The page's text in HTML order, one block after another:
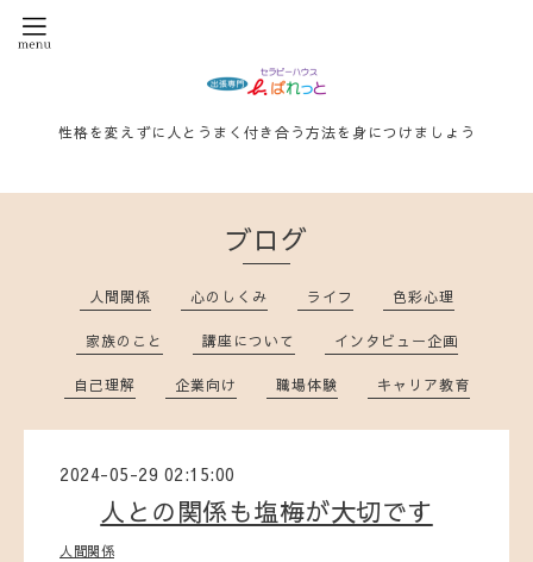
性格を変えずに人とうまく付き合う方法を身につけましょう
ブログ
人間関係 心のしくみ ライフ 色彩心理
家族のこと 講座について インタビュー企画
自己理解 企業向け 職場体験 キャリア教育
2024-05-29 02:15:00
人との関係も塩梅が大切です
人間関係